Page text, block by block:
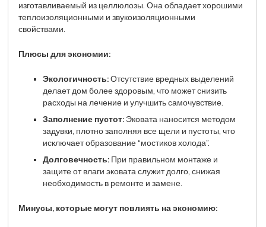
изготавливаемый из целлюлозы. Она обладает хорошими
теплоизоляционными и звукоизоляционными
свойствами.
Плюсы для экономии:
Экологичность:Отсутствие вредных выделений
делает дом более здоровым, что может снизить
расходы на лечение и улучшить самочувствие.
Заполнение пустот:Эковата наносится методом
задувки, плотно заполняя все щели и пустоты, что
исключает образование “мостиков холода”.
Долговечность:При правильном монтаже и
защите от влаги эковата служит долго, снижая
необходимость в ремонте и замене.
Минусы, которые могут повлиять на экономию: